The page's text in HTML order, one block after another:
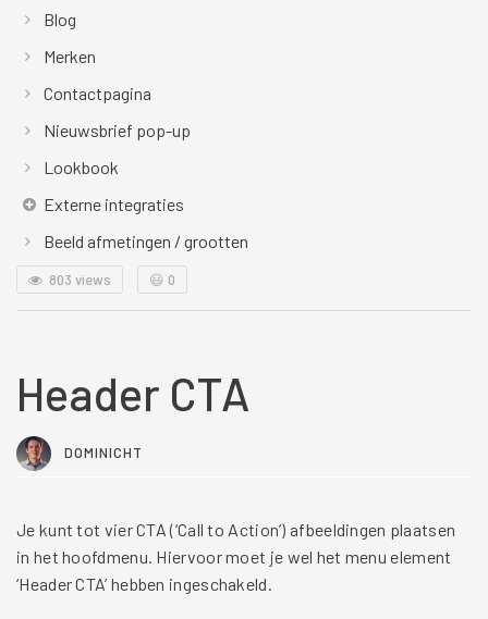
Blog
Merken
Contactpagina
Nieuwsbrief pop-up
Lookbook
Externe integraties
Beeld afmetingen / grootten
803 views 😃 0
Header CTA
DOMINICHT
Je kunt tot vier CTA (‘Call to Action’) afbeeldingen plaatsen
in het hoofdmenu. Hiervoor moet je wel het menu element
‘Header CTA’ hebben ingeschakeld.